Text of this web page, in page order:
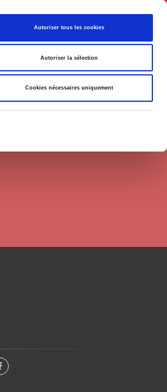
Autoriser tous les cookies
Autoriser la sélection
Cookies nécessaires uniquement